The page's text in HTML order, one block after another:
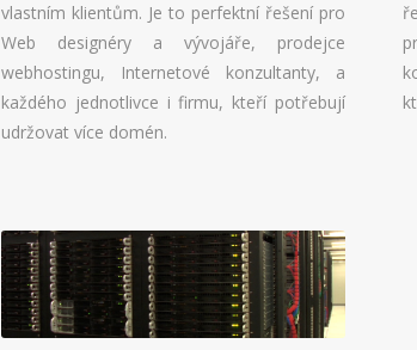
vlastním klientům. Je to perfektní řešení pro
Web designéry a vývojáře, prodejce
webhostingu, Internetové konzultanty, a
každého jednotlivce i firmu, kteří potřebují
udržovat více domén.